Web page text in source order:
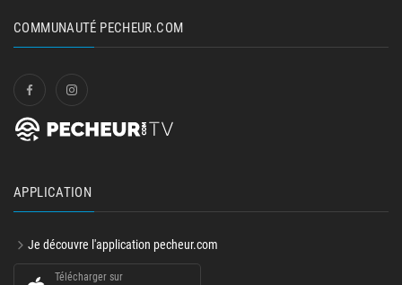
COMMUNAUTÉ PECHEUR.COM
APPLICATION
Je découvre l'application pecheur.com
Télécharger sur